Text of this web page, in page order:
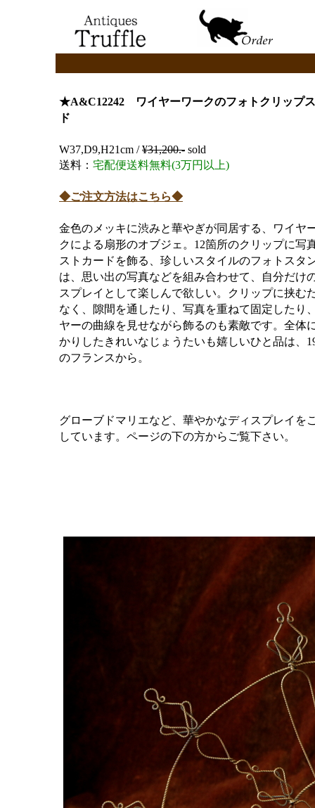
★A&C12242 ワイヤーワークのフォトクリップ
ド
W37,D9,H21cm /¥31,200.- sold
送料： 宅配便送料無料(3万円以上)
◆ご注文方法はこちら◆
金色のメッキに渋みと華やぎが同居する、ワイヤ
クによる扇形のオブジェ。12箇所のクリップに写
ストカードを飾る、珍しいスタイルのフォトスタ
は、思い出の写真などを組み合わせて、自分だけ
スプレイとして楽しんで欲しい。クリップに挟む
なく、隙間を通したり、写真を重ねて固定したり
ヤーの曲線を見せながら飾るのも素敵です。全体
かりしたきれいなじょうたいも嬉しいひと品は、
のフランスから。
グローブドマリエなど、華やかなディスプレイを
しています。ページの下の方からご覧下さい。